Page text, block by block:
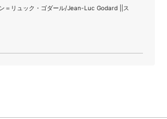
＝リュック・ゴダール/Jean-Luc Godard ||ス